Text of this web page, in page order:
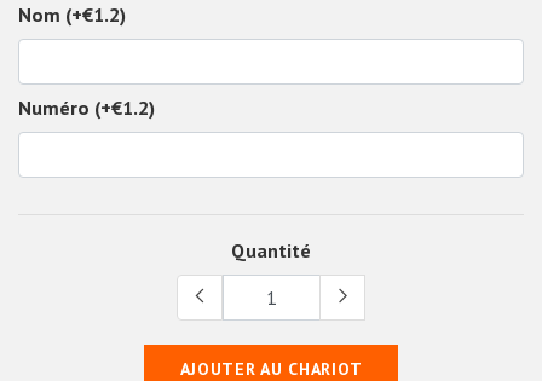
Nom (+€1.2)
Numéro (+€1.2)
Quantité
AJOUTER AU CHARIOT